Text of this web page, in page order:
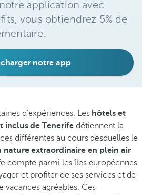
application avec
vous obtiendrez 5% de
notre app
d’expériences. Les hôtels et
inclus de Tenerife détiennent la
différentes au cours desquelles le
nature extraordinaire en plein air
compte parmi les îles européennes
et profiter de ses services et de
vacances agréables. Ces